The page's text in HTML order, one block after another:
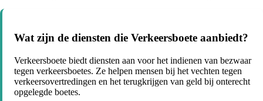
Wat zijn de diensten die Verkeersboete aanbiedt?
Verkeersboete biedt diensten aan voor het indienen van bezwaar
tegen verkeersboetes. Ze helpen mensen bij het vechten tegen
verkeersovertredingen en het terugkrijgen van geld bij onterecht
opgelegde boetes.